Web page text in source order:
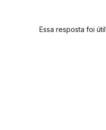
Essa resposta foi